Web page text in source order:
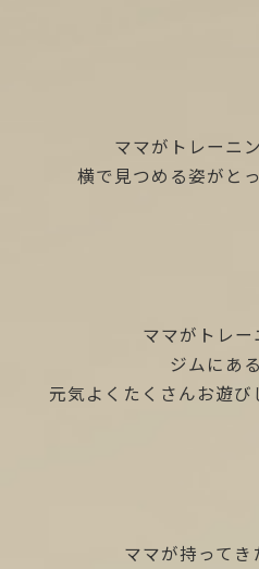
ママがトレーニ
横で見つめる姿がと
ママがトレ
ジムにあ
元気よくたくさんお遊び
ママが持ってき